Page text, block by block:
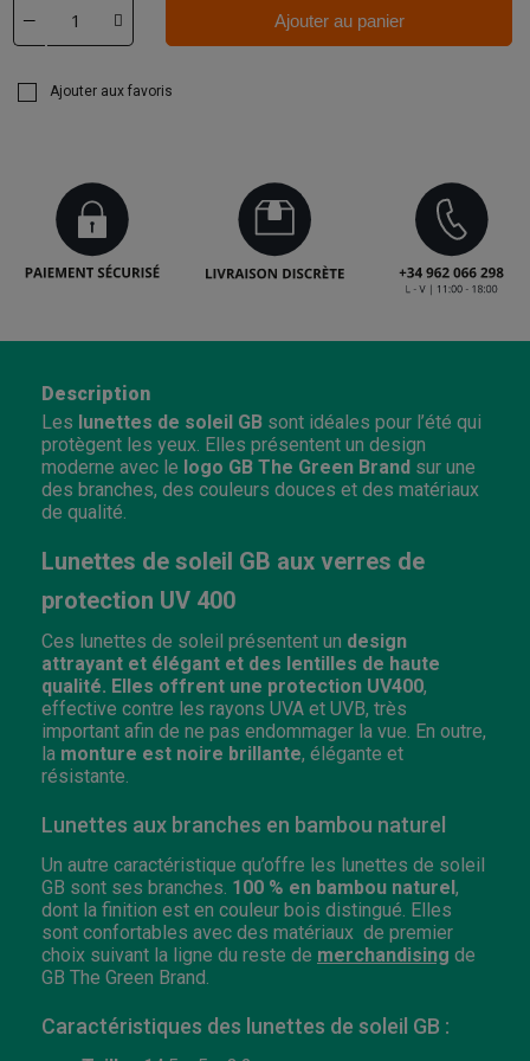
Ajouter au panier
Ajouter aux favoris
Description
Les lunettes de soleil GB sont idéales pour l’été qui
protègent les yeux. Elles présentent un design
moderne avec le logo GB The Green Brand sur une
des branches, des couleurs douces et des matériaux
de qualité.
Lunettes de soleil GB aux verres de
protection UV 400
Ces lunettes de soleil présentent un design
attrayant et élégant et des lentilles de haute
qualité. Elles offrent une protection UV400,
effective contre les rayons UVA et UVB, très
important afin de ne pas endommager la vue. En outre,
la monture est noire brillante, ​élégante et
résistante.
Lunettes aux branches en bambou naturel
Un autre caractéristique qu’offre les lunettes de soleil
GB sont ses branches. 100 % en bambou naturel,
dont la finition est en couleur bois distingué. Elles
sont confortables avec des matériaux de premier
choix suivant la ligne du reste de merchandising de
GB The Green Brand.
Caractéristiques des lunettes de soleil GB :